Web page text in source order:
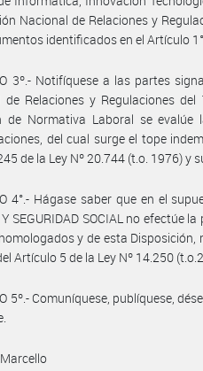
Nacional de Relaciones y
identificados en el Artículo
3º.- Notifíquese a las partes
de Relaciones y Regulaciones
de Normativa Laboral se
del cual surge el tope
de la Ley Nº 20.744 (t.o. 1976) y
4°.- Hágase saber que en el
Y SEGURIDAD SOCIAL no
y de esta
Artículo 5 de la Ley Nº 14.250
5º.- Comuníquese, publíquese,